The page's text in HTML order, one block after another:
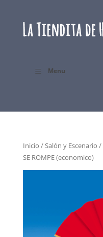
Menu
Inicio /Salón y Escenario /
SE ROMPE (economico)